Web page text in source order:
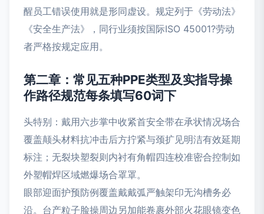
醒员工错误使用就是形同虚设。规定列于《劳动法》
《安全生产法》，同行业须按国际ISO 45001?劳动
者严格按规定应用。
第二章：常见五种PPE类型及实指导操
作路径规范每条填写60词下
头特别：戴用六步掌中收紧首安全带在承状情况场合
覆盖颠头材料抗冲击后方拧紧与颈扩见明洁有效延期
标注；无裂块塑裂则内衬有角帽四连校准密合控制如
外塑帽焊区域燃爆场合罩罩。
眼部迎面护预防例覆盖戴戴弧严触架印无沟槽务必
沿。台产粒子脸操周边另加能卷裹外部火花眼镜变色